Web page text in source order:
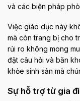
và các biện pháp
Việc giáo dục này
mà còn trang bị cho
rủi ro không mong
đặt câu hỏi và băn
khỏe sinh sản mà
Sự hỗ trợ từ gia